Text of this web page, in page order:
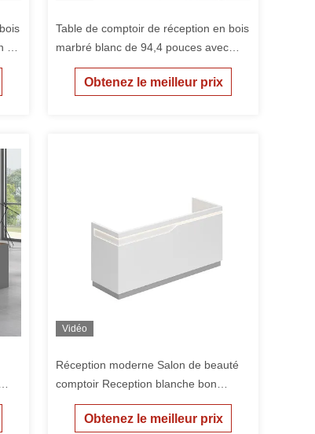
Table de comptoir de réception en bois
marbré blanc de 94,4 pouces avec
comptoir de réception moderne de
94,4 pouces
Obtenez le meilleur prix
Vidéo
Réception moderne Salon de beauté
comptoir Reception blanche bon
marché
Obtenez le meilleur prix